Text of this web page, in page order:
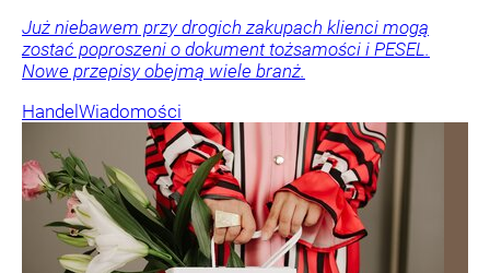
Już niebawem przy drogich zakupach klienci mogą
zostać poproszeni o dokument tożsamości i PESEL.
Nowe przepisy obejmą wiele branż.
Handel Wiadomości